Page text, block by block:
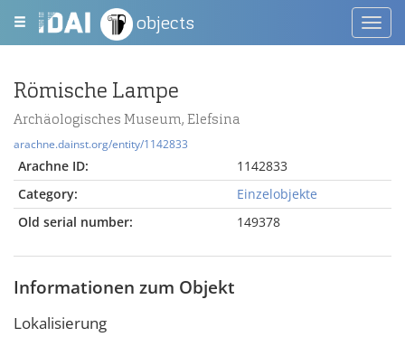
objects
Römische Lampe
Archäologisches Museum, Elefsina
arachne.dainst.org/entity/1142833
Arachne ID:
1142833
Category:
Einzelobjekte
Old serial number:
149378
Informationen zum Objekt
Lokalisierung